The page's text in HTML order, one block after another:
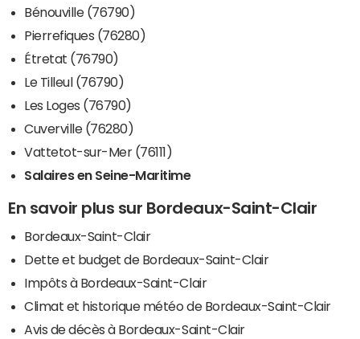
Bénouville (76790)
Pierrefiques (76280)
Étretat (76790)
Le Tilleul (76790)
Les Loges (76790)
Cuverville (76280)
Vattetot-sur-Mer (76111)
Salaires en Seine-Maritime
En savoir plus sur Bordeaux-Saint-Clair
Bordeaux-Saint-Clair
Dette et budget de Bordeaux-Saint-Clair
Impôts à Bordeaux-Saint-Clair
Climat et historique météo de Bordeaux-Saint-Clair
Avis de décès à Bordeaux-Saint-Clair